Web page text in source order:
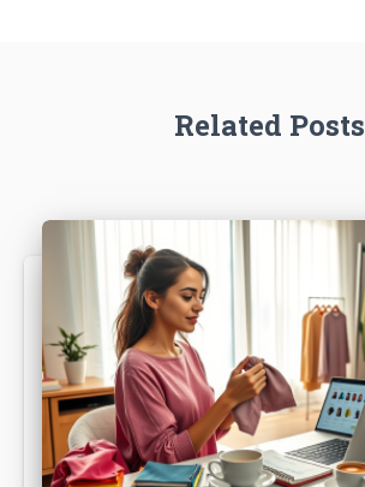
Related Posts